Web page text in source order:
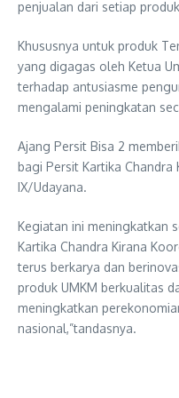
penjualan dari setiap
Khususnya untuk produk
yang digagas oleh Ketua
terhadap antusiasme
mengalami peningkatan
Ajang Persit Bisa 2
bagi Persit Kartika Chandra
IX/Udayana.
Kegiatan ini meningkatkan
Kartika Chandra Kirana
terus berkarya dan
produk UMKM berkualitas
meningkatkan
nasional,”tandasnya.